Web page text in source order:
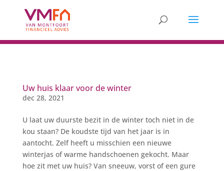
Uw huis klaar voor de winter
dec 28, 2021
U laat uw duurste bezit in de winter toch niet in de
kou staan? De koudste tijd van het jaar is in
aantocht. Zelf heeft u misschien een nieuwe
winterjas of warme handschoenen gekocht. Maar
hoe zit met uw huis? Van sneeuw, vorst of een gure